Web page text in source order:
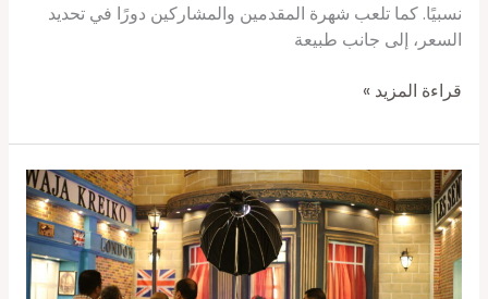
نسبيًا. كما تلعب شهرة المقدمين والمشاركين دورًا في تحديد
السعر، إلى جانب طبيعة
قراءة المزيد »
جوده
الصوره
في
تصوير
اعلانات